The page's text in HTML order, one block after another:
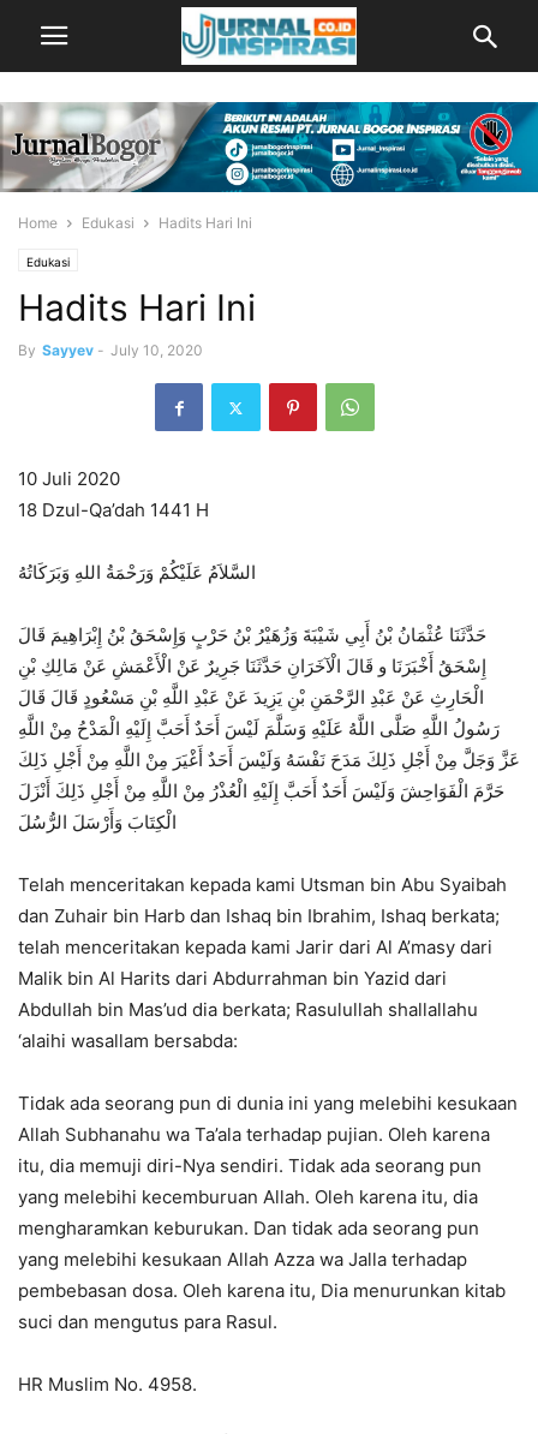
Home Edukasi Hadits Hari Ini
Edukasi
Hadits Hari Ini
By Sayyev - July 10, 2020
10 Juli 2020
18 Dzul-Qa’dah 1441 H
السَّلاَمُ عَلَيْكُمْ وَرَحْمَةُ اللهِ وَبَرَكَاتُهُ
حَدَّثَنَا عُثْمَانُ بْنُ أَبِي شَيْبَةَ وَزُهَيْرُ بْنُ حَرْبٍ وَإِسْحَقُ بْنُ إِبْرَاهِيمَ قَالَ
إِسْحَقُ أَخْبَرَنَا و قَالَ الْآخَرَانِ حَدَّثَنَا جَرِيرٌ عَنْ الْأَعْمَشِ عَنْ مَالِكِ بْنِ
الْحَارِثِ عَنْ عَبْدِ الرَّحْمَنِ بْنِ يَزِيدَ عَنْ عَبْدِ اللَّهِ بْنِ مَسْعُودٍ قَالَ قَالَ
رَسُولُ اللَّهِ صَلَّى اللَّهُ عَلَيْهِ وَسَلَّمَ لَيْسَ أَحَدٌ أَحَبَّ إِلَيْهِ الْمَدْحُ مِنْ اللَّهِ
عَزَّ وَجَلَّ مِنْ أَجْلِ ذَلِكَ مَدَحَ نَفْسَهُ وَلَيْسَ أَحَدٌ أَغْيَرَ مِنْ اللَّهِ مِنْ أَجْلِ ذَلِكَ
حَرَّمَ الْفَوَاحِشَ وَلَيْسَ أَحَدٌ أَحَبَّ إِلَيْهِ الْعُذْرُ مِنْ اللَّهِ مِنْ أَجْلِ ذَلِكَ أَنْزَلَ
الْكِتَابَ وَأَرْسَلَ الرُّسُلَ
Telah menceritakan kepada kami Utsman bin Abu Syaibah
dan Zuhair bin Harb dan Ishaq bin Ibrahim, Ishaq berkata;
telah menceritakan kepada kami Jarir dari Al A’masy dari
Malik bin Al Harits dari Abdurrahman bin Yazid dari
Abdullah bin Mas’ud dia berkata; Rasulullah shallallahu
‘alaihi wasallam bersabda:
Tidak ada seorang pun di dunia ini yang melebihi kesukaan
Allah Subhanahu wa Ta’ala terhadap pujian. Oleh karena
itu, dia memuji diri-Nya sendiri. Tidak ada seorang pun
yang melebihi kecemburuan Allah. Oleh karena itu, dia
mengharamkan keburukan. Dan tidak ada seorang pun
yang melebihi kesukaan Allah Azza wa Jalla terhadap
pembebasan dosa. Oleh karena itu, Dia menurunkan kitab
suci dan mengutus para Rasul.
HR Muslim No. 4958.